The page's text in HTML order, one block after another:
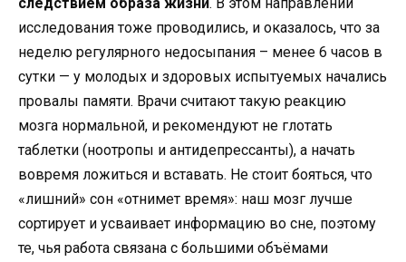
исследования тоже проводились, и оказалось, что за
неделю регулярного недосыпания – менее 6 часов в
сутки — у молодых и здоровых испытуемых начались
провалы памяти. Врачи считают такую реакцию
мозга нормальной, и рекомендуют не глотать
таблетки (ноотропы и антидепрессанты), а начать
вовремя ложиться и вставать. Не стоит бояться, что
«лишний» сон «отнимет время»: наш мозг лучше
сортирует и усваивает информацию во сне, поэтому
те, чья работа связана с большими объёмами